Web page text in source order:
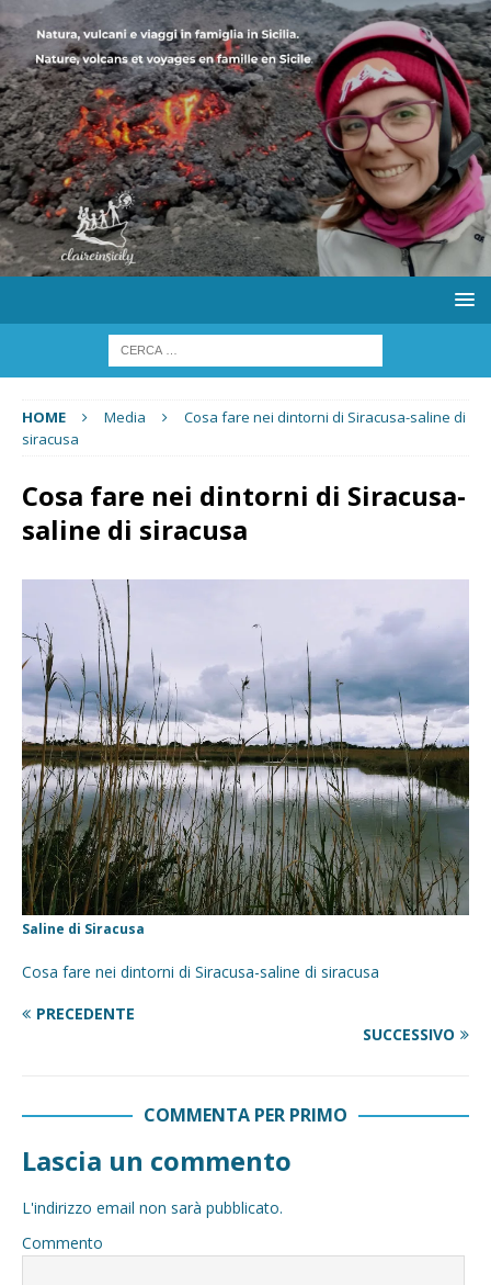
HOME Media
Cosa fare nei dintorni di Siracusa-saline di
siracusa
Cosa fare nei dintorni di Siracusa-
saline di siracusa
Saline di Siracusa
Cosa fare nei dintorni di Siracusa-saline di siracusa
PRECEDENTE
SUCCESSIVO
COMMENTA PER PRIMO
Lascia un commento
L'indirizzo email non sarà pubblicato.
Commento